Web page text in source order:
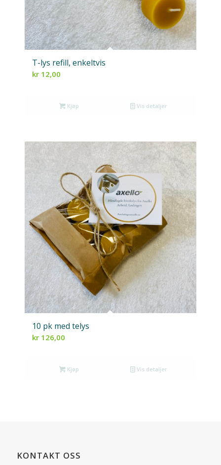
T-lys refill, enkeltvis
kr12,00
Kjøp Vis detaljer
10 pk med telys
kr126,00
Kjøp Vis detaljer
KONTAKT OSS